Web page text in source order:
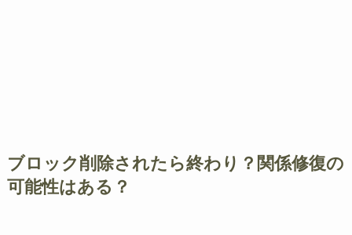
ブロック削除されたら終わり？関係修復の
可能性はある？